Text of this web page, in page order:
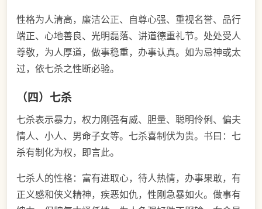
性格为人清高，廉洁公正、自尊心强、重视名誉、品行
端正、心地善良、光明磊落、讲道德重礼节。处处受人
尊敬，为人厚道，做事稳重，办事认真。如为忌神或太
过，依七杀之性断必验。
（四）七杀
七杀表示暴力，权力刚强有威、胆量、聪明伶俐、偏夫
情人、小人、男命子女等。七杀喜制伏为贵。书曰：七
杀有制化为权，即言此。
七杀人的性格：富有进取心，待人热情，办事果敢，有
正义感和侠义精神，疾恶如仇，性刚急暴如火。做事有